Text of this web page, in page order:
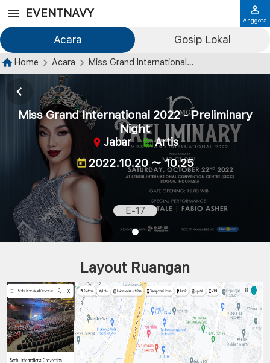
EVENTNAVY
Acara Gosip Lokal
Anggota
Home Acara Miss Grand International 2022 - Preliminary Night
Miss Grand International 2022 - Preliminary
Night
Jabar Artis
2022.10.20 ～ 10.25
E-17
Layout Ruangan